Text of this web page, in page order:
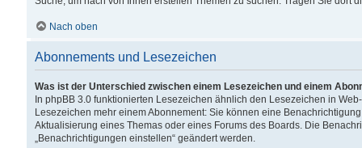
Nach oben
Abonnements und Lesezeichen
Was ist der Unterschied zwischen einem Lesezeichen und einem
In phpBB 3.0 funktionierten Lesezeichen ähnlich den Lesezeichen in
Lesezeichen mehr einem Abonnement: Sie können eine
Aktualisierung eines Themas oder eines Forums des Boards. Die
„Benachrichtigungen einstellen“ geändert werden.